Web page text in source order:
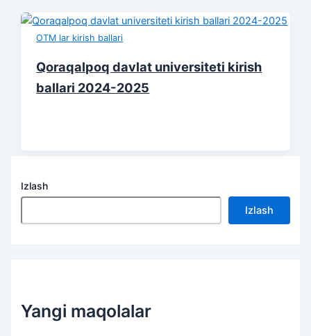
OTM lar kirish ballari
Qoraqalpoq davlat universiteti kirish
ballari 2024-2025
Izlash
Izlash
Yangi maqolalar